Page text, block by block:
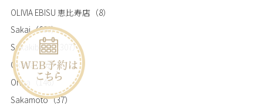
OLIVIA EBISU 恵比寿店 （8）
Sakai（660）
Sakakibara（307）
Okada（62）
Ohba
（146）
Sakamoto（37）